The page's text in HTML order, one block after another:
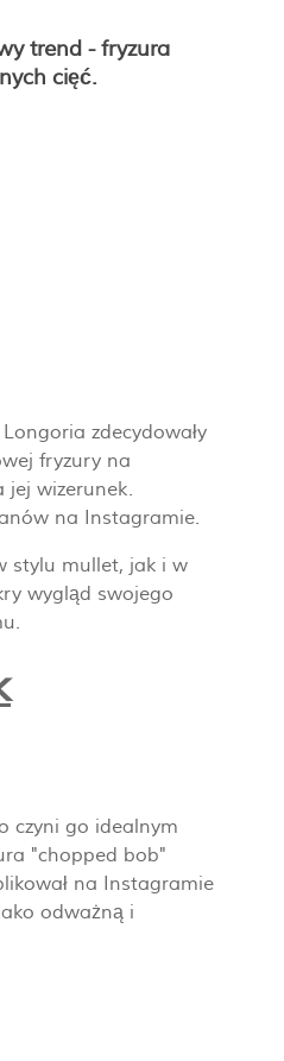
trend - fryzura
cięć.
zdecydowały
fryzury na
jej wizerunek.
na Instagramie.
stylu mullet, jak i w
wygląd swojego
czyni go idealnym
"chopped bob"
na Instagramie
odważną i